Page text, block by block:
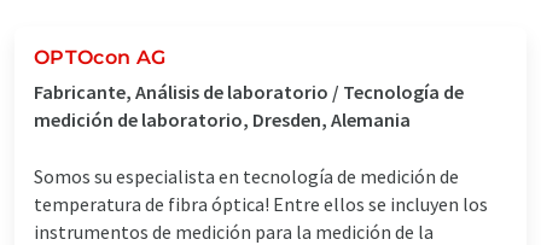
OPTOcon AG
Fabricante, Análisis de laboratorio / Tecnología de
medición de laboratorio, Dresden, Alemania
Somos su especialista en tecnología de medición de
temperatura de fibra óptica! Entre ellos se incluyen los
instrumentos de medición para la medición de la